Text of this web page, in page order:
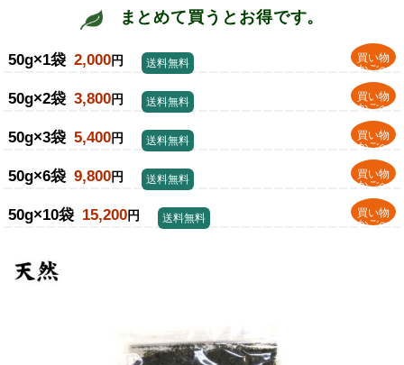
まとめて買うとお得です。
50g×1袋 2,000円
買い物
かごへ
送料無料
50g×2袋 3,800円
買い物
かごへ
送料無料
50g×3袋 5,400円
買い物
かごへ
送料無料
50g×6袋 9,800円
買い物
かごへ
送料無料
50g×10袋 15,200円
買い物
かごへ
送料無料